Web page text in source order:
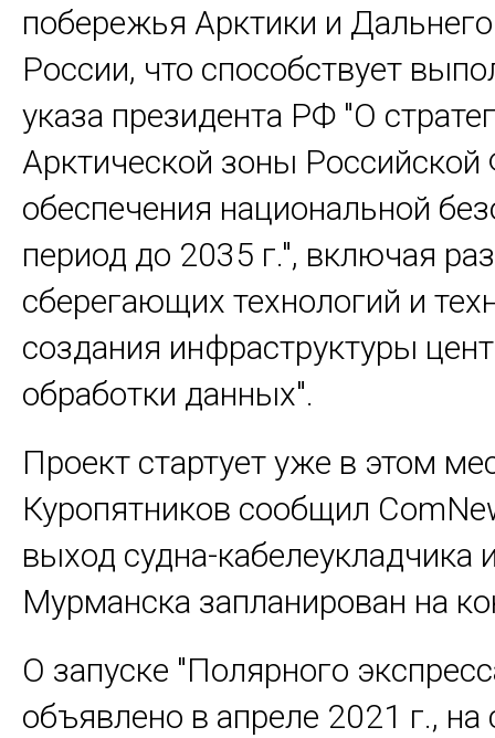
побережья Арктики и
России, что способствует
указа президента РФ "О
Арктической зоны Российской
обеспечения национальной
период до 2035 г.", включая
сберегающих технологий и
создания инфраструктуры
обработки данных".
Проект стартует уже в этом
Куропятников сообщил
выход судна-кабелеукладчика
Мурманска запланирован на
О запуске "Полярного
объявлено в апреле 2021 г., на